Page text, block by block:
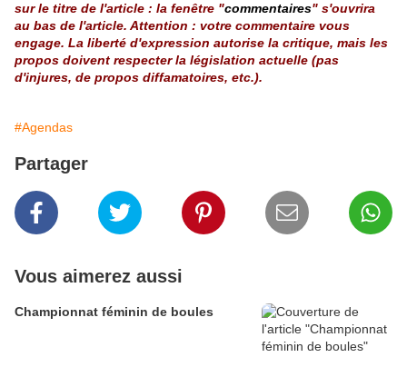
sur le titre de l'article : la fenêtre "commentaires" s'ouvrira
au bas de l'article. Attention : votre commentaire vous
engage. La liberté d'expression autorise la critique, mais les
propos doivent respecter la législation actuelle (pas
d'injures, de propos diffamatoires, etc.).
#Agendas
Partager
Vous aimerez aussi
Championnat féminin de boules